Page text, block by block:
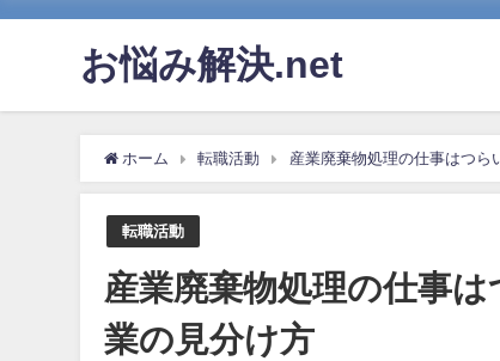
お悩み解決.net
ホーム 転職活動 産業廃棄物処理の仕事はつら
転職活動
産業廃棄物処理の仕事
業の見分け方